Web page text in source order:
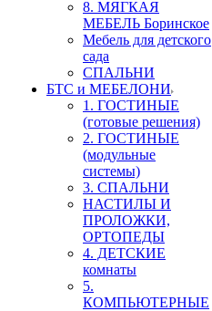
8. МЯГКАЯ
МЕБЕЛЬ Боринское
Мебель для детского
сада
СПАЛЬНИ
БТС и МЕБЕЛОНИ
1. ГОСТИНЫЕ
(готовые решения)
2. ГОСТИНЫЕ
(модульные
системы)
3. СПАЛЬНИ
НАСТИЛЫ И
ПРОЛОЖКИ,
ОРТОПЕДЫ
4. ДЕТСКИЕ
комнаты
5.
КОМПЬЮТЕРНЫЕ